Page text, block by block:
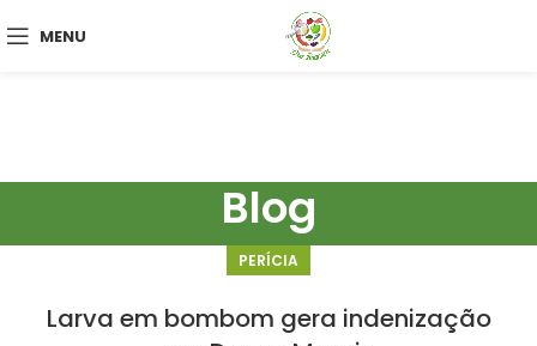
MENU
Blog
PERÍCIA
Larva em bombom gera indenização